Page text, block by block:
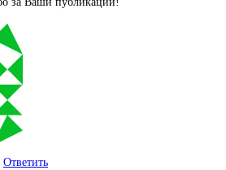
Ответить